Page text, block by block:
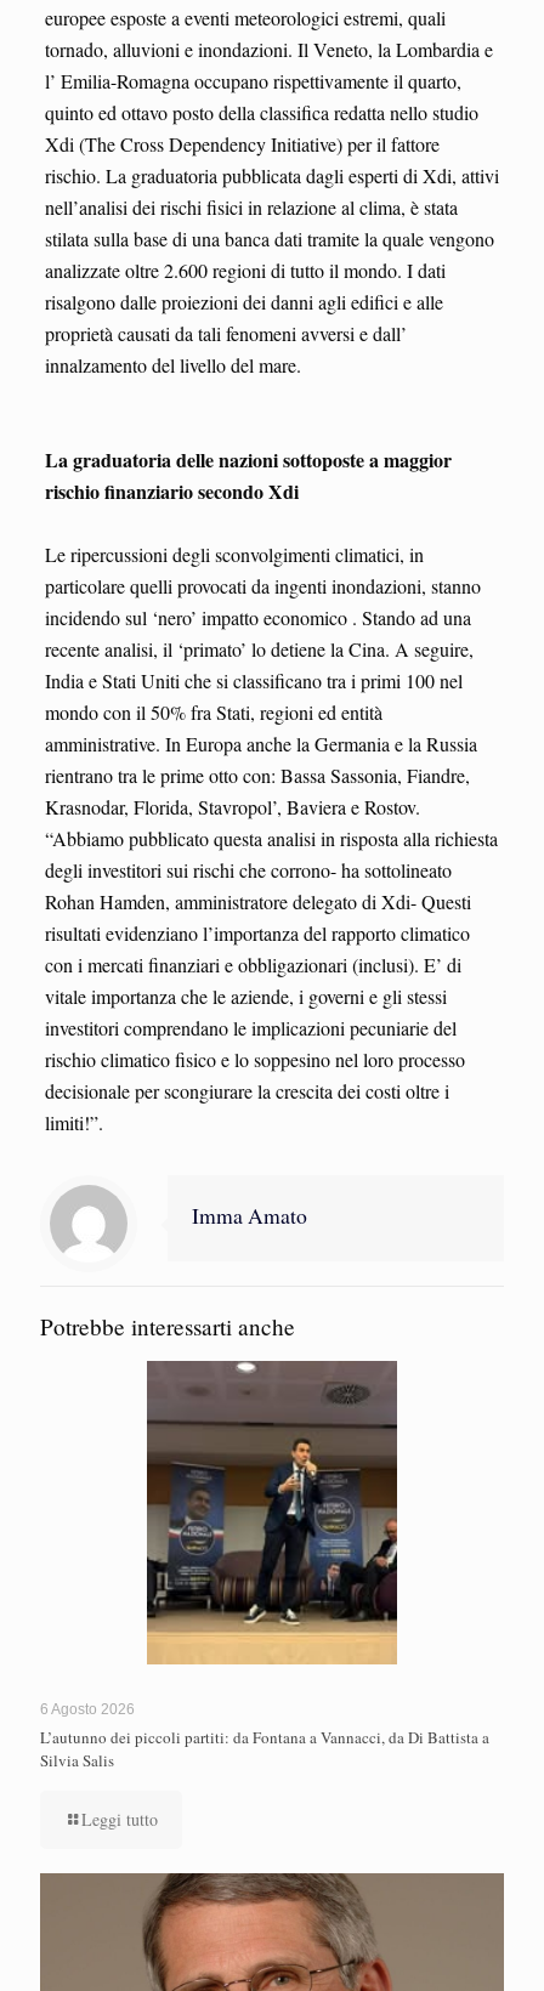
europee esposte a eventi meteorologici estremi, quali
tornado, alluvioni e inondazioni. Il Veneto, la Lombardia e
l’ Emilia-Romagna occupano rispettivamente il quarto,
quinto ed ottavo posto della classifica redatta nello studio
Xdi (The Cross Dependency Initiative) per il fattore
rischio. La graduatoria pubblicata dagli esperti di Xdi, attivi
nell’analisi dei rischi fisici in relazione al clima, è stata
stilata sulla base di una banca dati tramite la quale vengono
analizzate oltre 2.600 regioni di tutto il mondo. I dati
risalgono dalle proiezioni dei danni agli edifici e alle
proprietà causati da tali fenomeni avversi e dall’
innalzamento del livello del mare.
La graduatoria delle nazioni sottoposte a maggior
rischio finanziario secondo Xdi
Le ripercussioni degli sconvolgimenti climatici, in
particolare quelli provocati da ingenti inondazioni, stanno
incidendo sul ‘nero’ impatto economico . Stando ad una
recente analisi, il ‘primato’ lo detiene la Cina. A seguire,
India e Stati Uniti che si classificano tra i primi 100 nel
mondo con il 50% fra Stati, regioni ed entità
amministrative. In Europa anche la Germania e la Russia
rientrano tra le prime otto con: Bassa Sassonia, Fiandre,
Krasnodar, Florida, Stavropol’, Baviera e Rostov.
“Abbiamo pubblicato questa analisi in risposta alla richiesta
degli investitori sui rischi che corrono- ha sottolineato
Rohan Hamden, amministratore delegato di Xdi- Questi
risultati evidenziano l’importanza del rapporto climatico
con i mercati finanziari e obbligazionari (inclusi). E’ di
vitale importanza che le aziende, i governi e gli stessi
investitori comprendano le implicazioni pecuniarie del
rischio climatico fisico e lo soppesino nel loro processo
decisionale per scongiurare la crescita dei costi oltre i
limiti!”.
Imma Amato
Potrebbe interessarti anche
6 Agosto 2026
L’autunno dei piccoli partiti: da Fontana a Vannacci, da Di Battista a
Silvia Salis
Leggi tutto